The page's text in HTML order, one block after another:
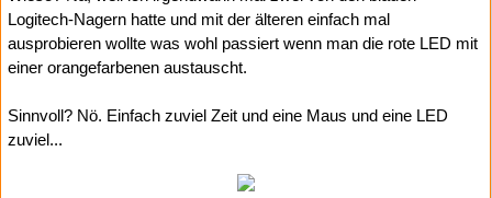
Logitech-Nagern hatte und mit der älteren einfach mal
ausprobieren wollte was wohl passiert wenn man die rote LED mit
einer orangefarbenen austauscht.
Sinnvoll? Nö. Einfach zuviel Zeit und eine Maus und eine LED
zuviel...